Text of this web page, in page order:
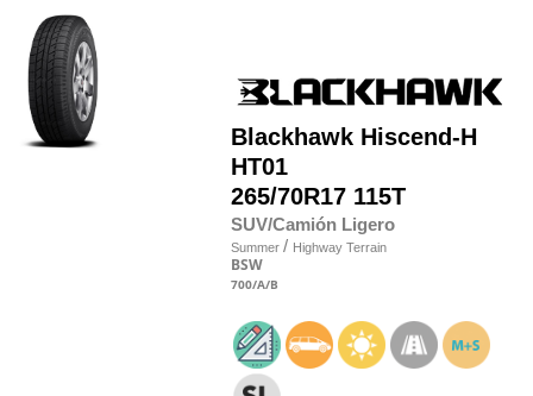
Blackhawk Hiscend-H
HT01
265/70R17 115T
SUV/Camión Ligero
Summer / Highway Terrain
BSW
700/A/B